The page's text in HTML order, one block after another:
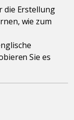
die Erstellung
wie zum
Sie es